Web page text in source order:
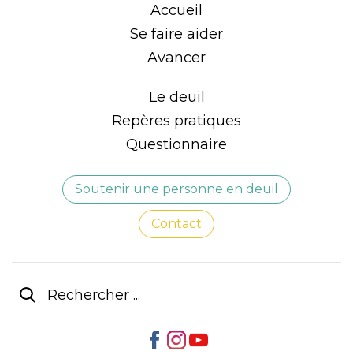
Accueil
Se faire aider
Avancer
Le deuil
Repères pratiques
Questionnaire
Soutenir une personne en deuil
Contact